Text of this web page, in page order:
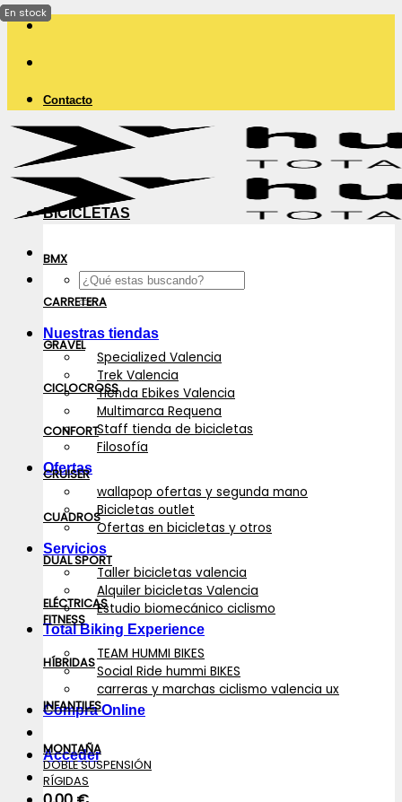
Saltar
contenido
Contacto
Buscar
por:
Nuestras tiendas
Specialized Valencia
Trek Valencia
Tienda Ebikes Valencia
Multimarca Requena
Staff tienda de bicicletas
Filosofía
Ofertas
wallapop ofertas y segunda mano
Bicicletas outlet
Ofertas en bicicletas y otros
Servicios
Taller bicicletas valencia
Alquiler bicicletas Valencia
Estudio biomecánico ciclismo
Total Biking Experience
TEAM HUMMI BIKES
Social Ride hummi BIKES
carreras y marchas ciclismo valencia ux
Compra Online
Acceder
BICICLETAS
BMX
CARRETERA
GRAVEL
CICLOCROSS
CONFORT
CRUISER
CUADROS
DUAL SPORT
ELÉCTRICAS
FITNESS
HÍBRIDAS
INFANTILES
MONTAÑA
DOBLE SUSPENSIÓN
RÍGIDAS